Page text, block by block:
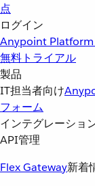
点
ログイン
Anypoint Platform
無料トライアル
製品
IT担当者向け
フォーム
インテグレーショ
API管理
Flex Gateway新着